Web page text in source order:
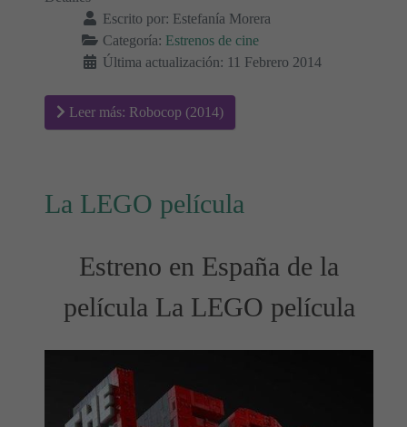
Escrito por: Estefanía Morera
Categoría: Estrenos de cine
Última actualización: 11 Febrero 2014
Leer más: Robocop (2014)
La LEGO película
Estreno en España de la
película La LEGO película